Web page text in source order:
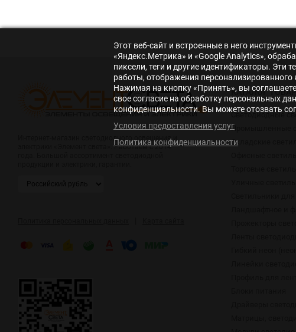
Интернет-магазин светодиодного освещения и
электрики «Элемент света». Работаем с 2014
КАТАЛОГ
Светодиодные
Промышленные
Складские
Этот веб-сайт и встроенные в него
«Яндекс.Метрика» и «Google Analytics»,
пиксели, теги и другие идентификаторы. Эти
работы, отображения персонализированного
Нажимая на кнопку «Принять», вы
свое согласие на обработку персональных
конфиденциальности. Вы можете отозвать
Условия предоставления услуг
Политика конфиденциальности